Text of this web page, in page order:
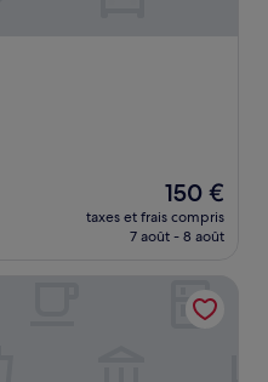
Le
nouveau
prix
de
150 €
150 €
taxes et frais compris
7 août - 8 août